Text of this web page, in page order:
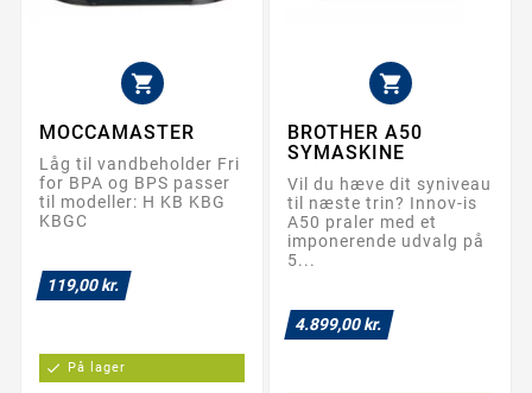

MOCCAMASTER
Låg til vandbeholder Fri
for BPA og BPS passer
til modeller: H KB KBG
KBGC
119,00 kr.
check På lager

BROTHER A50
SYMASKINE
Vil du hæve dit syniveau
til næste trin? Innov-is
A50 praler med et
imponerende udvalg på
5...
4.899,00 kr.